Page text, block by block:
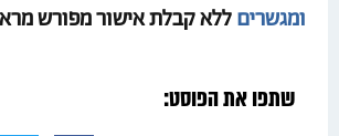
ומגשריםללא קבלת אישור מפורש
שתפו את הפוסט: